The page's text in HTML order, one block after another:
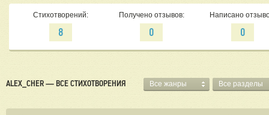
Стихотворений:
8
Получено отзывов:
0
Написано
0
ALEX_CHER — ВСЕ СТИХОТВОРЕНИЯ Все жанры Все разделы